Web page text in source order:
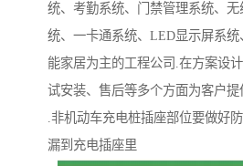
统、考勤系统、门禁管理系统、
统、一卡通系统、LED显示屏系
能家居为主的工程公司.在方案设
试安装、售后等多个方面为客户提
.非机动车充电桩插座部位要做好
漏到充电插座里